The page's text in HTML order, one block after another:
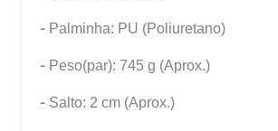
- Palminha: PU (Poliuretano)
- Peso(par): 745 g (Aprox.)
- Salto: 2 cm (Aprox.)